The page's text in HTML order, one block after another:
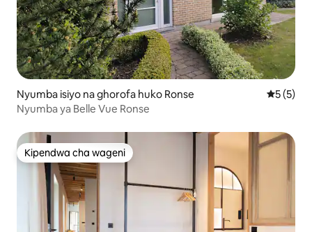
Nyumba isiyo na ghorofa huko Ronse
5 (5)
Nyumba ya Belle Vue Ronse
Kipendwa cha wageni
Kipendwa cha wageni